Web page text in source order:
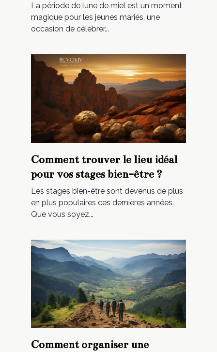
La période de lune de miel est un moment
magique pour les jeunes mariés, une
occasion de célébrer...
Comment trouver le lieu idéal
pour vos stages bien-être ?
Les stages bien-être sont devenus de plus
en plus populaires ces dernières années.
Que vous soyez...
Comment organiser une